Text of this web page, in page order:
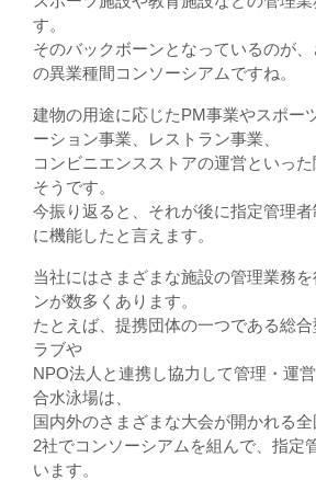
す。
そのバックボーンとなっているのが
の異業種間コンソーシアムですね。
建物の用途に応じたPM事業やスポー
ーション事業、レストラン事業、
コンビニエンスストアの運営といっ
そうです。
今振り返ると、それが後に指定管理
に機能したと言えます。
当社にはさまざまな施設の管理業務
ンが数多くあります。
たとえば、提携団体の一つである総
ラブや
NPO法人と連携し協力して管理・運
合水泳場は、
国内外のさまざまな大会が開かれる全
2社でコンソーシアムを組んで、指定
います。